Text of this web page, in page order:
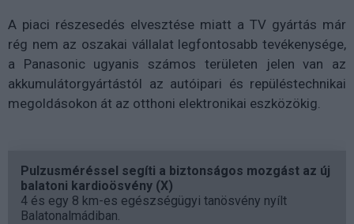
A piaci részesedés elvesztése miatt a TV gyártás már
rég nem az oszakai vállalat legfontosabb tevékenysége,
a Panasonic ugyanis számos területen jelen van az
akkumulátorgyártástól az autóipari és repüléstechnikai
megoldásokon át az otthoni elektronikai eszközökig.
Pulzusméréssel segíti a biztonságos mozgást az új
balatoni kardioösvény (X)
4 és egy 8 km-es egészségügyi tanösvény nyílt
Balatonalmádiban.